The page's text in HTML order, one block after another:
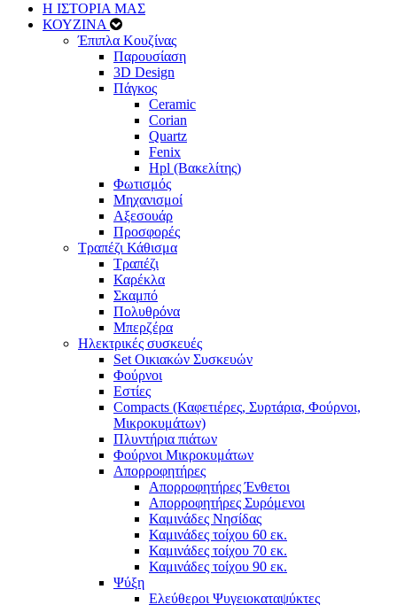
Η ΙΣΤΟΡΙΑ ΜΑΣ
ΚΟΥΖΙΝΑ
Έπιπλα Κουζίνας
Παρουσίαση
3D Design
Πάγκος
Ceramic
Corian
Quartz
Fenix
Hpl (Βακελίτης)
Φωτισμός
Μηχανισμοί
Αξεσουάρ
Προσφορές
Τραπέζι Κάθισμα
Τραπέζι
Καρέκλα
Σκαμπό
Πολυθρόνα
Μπερζέρα
Ηλεκτρικές συσκευές
Set Οικιακών Συσκευών
Φούρνοι
Εστίες
Compacts (Καφετιέρες, Συρτάρια, Φούρνοι,
Μικροκυμάτων)
Πλυντήρια πιάτων
Φούρνοι Μικροκυμάτων
Απορροφητήρες
Απορροφητήρες Ένθετοι
Απορροφητήρες Συρόμενοι
Καμινάδες Νησίδας
Καμινάδες τοίχου 60 εκ.
Καμινάδες τοίχου 70 εκ.
Καμινάδες τοίχου 90 εκ.
Ψύξη
Ελεύθεροι Ψυγειοκαταψύκτες